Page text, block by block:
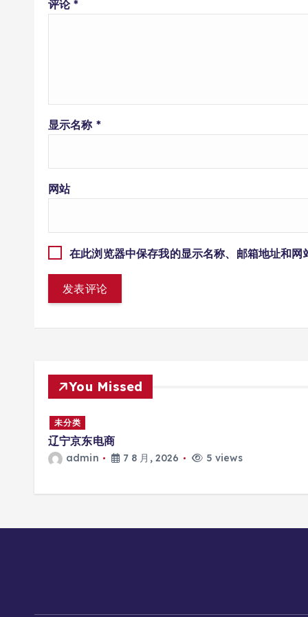
评论*
显示名称 *
网站
在此浏览器中保存我的显示名称、邮箱地址和
You Missed
未分类
辽宁京东电商
admin 7 8 月, 2026 5 views